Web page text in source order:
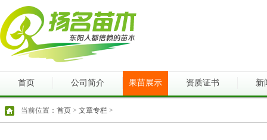
首页 公司简介 果苗展示 资质证书 新
当前位置： 首页 > 文章专栏 >